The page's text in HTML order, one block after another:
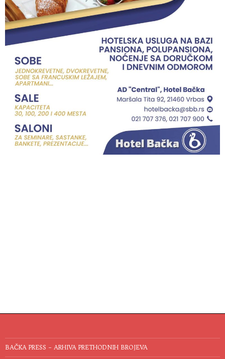
BAČKA PRESS – ARHIVA PRETHODNIH BROJEVA